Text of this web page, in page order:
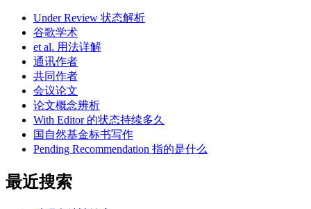
Under Review 状态解析
谷歌学术
et al. 用法详解
通讯作者
共同作者
会议论文
论文概念辨析
With Editor 的状态持续多久
国自然基金标书写作
Pending Recommendation 指的是什么
最近搜索